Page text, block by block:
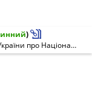
)
Про прийняття за основу проекту Закону України про Національну поліцію